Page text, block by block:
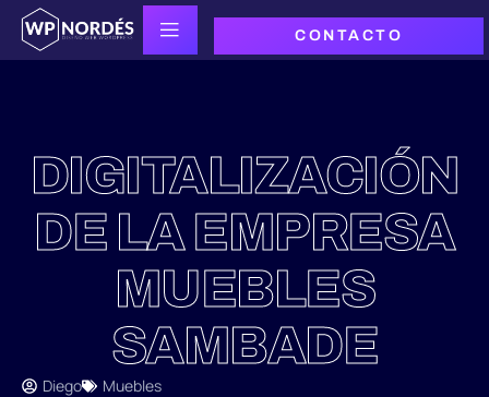
CONTACTO
DIGITALIZACIÓN
DE LA EMPRESA
MUEBLES
SAMBADE
Diego Muebles